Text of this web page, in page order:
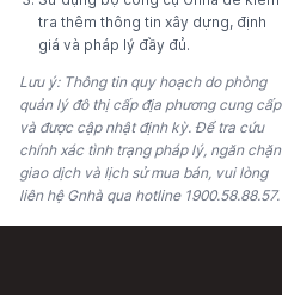
tra thêm thông tin xây dựng, định
giá và pháp lý đầy đủ.
Lưu ý: Thông tin quy hoạch do phòng
quản lý đô thị cấp địa phương cung cấp
và được cập nhật định kỳ. Để tra cứu
chính xác tình trạng pháp lý, ngăn chặn
giao dịch và lịch sử mua bán, vui lòng
liên hệ Gnhà qua hotline 1900.58.88.57.